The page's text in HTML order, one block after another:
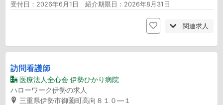
受付日：2026年6月1日 紹介期限日：2026年8月31日
関連求人
訪問看護師
医療法人全心会 伊勢ひかり病院
ハローワーク伊勢の求人
三重県伊勢市御薗町高向８１０―１